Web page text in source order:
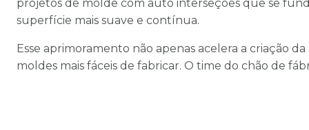
projetos de molde com auto interseções que se
superfície mais suave e contínua.
Esse aprimoramento não apenas acelera a criação
moldes mais fáceis de fabricar. O time do chão de